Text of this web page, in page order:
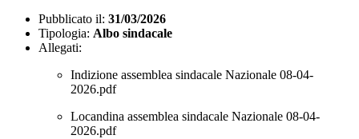
Pubblicato il: 31/03/2026
Tipologia: Albo sindacale
Allegati:
Indizione assemblea sindacale Nazionale 08-04-
2026.pdf
Locandina assemblea sindacale Nazionale 08-04-
2026.pdf